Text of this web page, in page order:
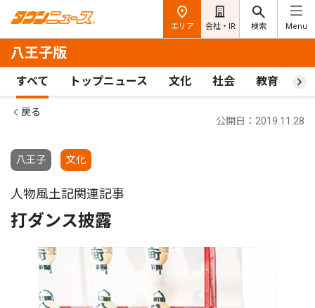
エリア 会社・IR 検索 Menu
八王子版
すべて トップニュース 文化 社会 教育 ス
戻る
八王子 文化
公開日：2019.11.28
人物風土記関連記事
打ダンス披露